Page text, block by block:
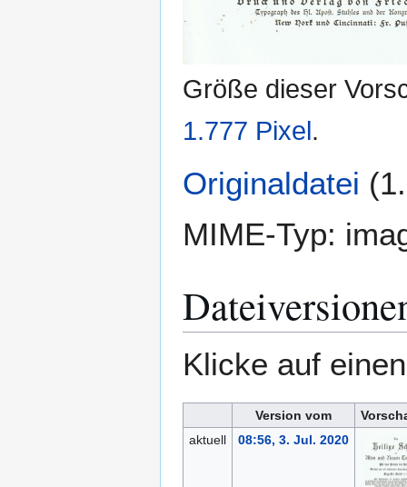
Größe dieser
1.777 Pixel.
Originaldatei
MIME-Typ:
Klicke auf
Version vom
aktuell
08:56, 3. Jul. 2020